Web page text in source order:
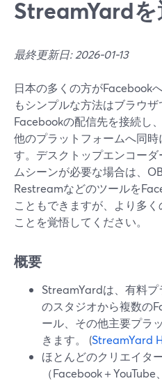
StreamYardを
最終更新日: 2026-01-13
日本の多くの方がFacebook
もシンプルな方法はブラウザ
Facebookの配信先を接続し
他のプラットフォームへ同
す。デスクトップエンコー
ムシーンが必要な場合は、
Restreamなどのツールを
こともできますが、より多
ことを覚悟してください。
概要
StreamYardは、有料プ
のスタジオから複数の
ール、その他主要プラ
きます。 (StreamYard
ほとんどのクリエイタ
（Facebook＋